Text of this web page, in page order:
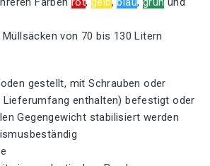
von 70 bis 130 Litern
gestellt, mit Schrauben oder
Lieferumfang enthalten) befestigt oder
Gegengewicht stabilisiert werden